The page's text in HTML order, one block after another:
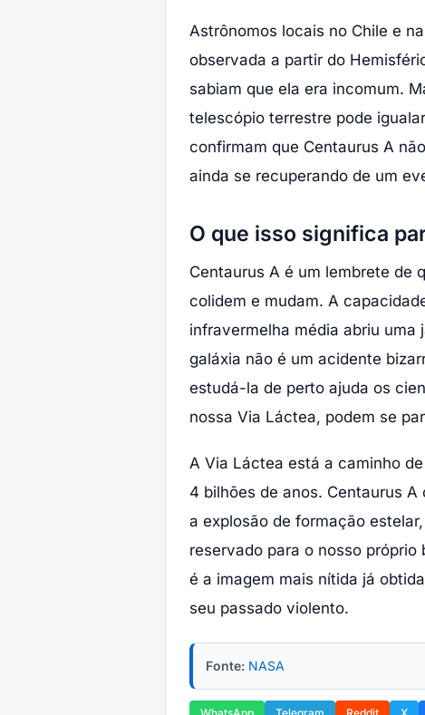
Astrônomos locais no Chile e
observada a partir do
sabiam que ela era incomum.
telescópio terrestre pode
confirmam que Centaurus A
ainda se recuperando de um
O que isso significa
Centaurus A é um lembrete de
colidem e mudam. A
infravermelha média abriu uma
galáxia não é um acidente
estudá-la de perto ajuda os
nossa Via Láctea, podem se
A Via Láctea está a caminho
4 bilhões de anos. Centaurus
a explosão de formação
reservado para o nosso
é a imagem mais nítida já
seu passado violento.
Fonte: NASA